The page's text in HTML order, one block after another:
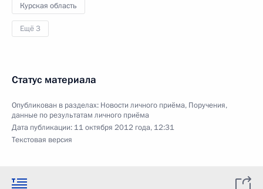
Курская область
Ещё 3
Статус материала
Опубликован в разделах: Новости личного приёма, Поручения,
данные по результатам личного приёма
Дата публикации: 11 октября 2012 года, 12:31
Текстовая версия